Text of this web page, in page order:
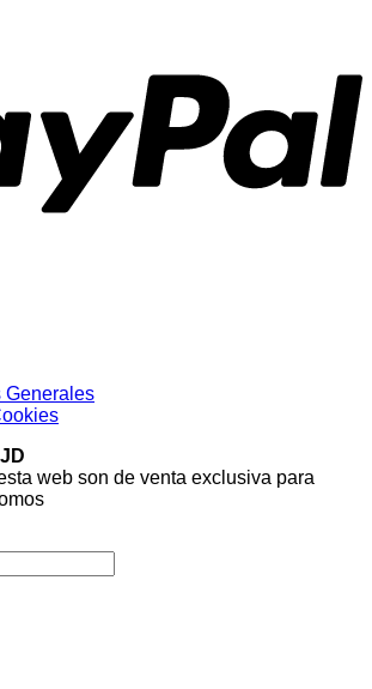
Generales
JD
web son de venta exclusiva para